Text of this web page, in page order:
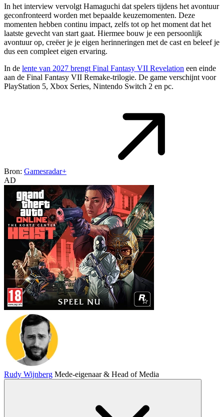
In het interview vervolgt Hamaguchi dat spelers tijdens het avontuur
geconfronteerd worden met bepaalde keuzemomenten. Deze
momenten hebben continu impact, zelfs tot op het moment dat het
laatste gevecht van start gaat. Hiermee bouw je een persoonlijk
avontuur op, creëer je je eigen herinneringen met de cast en beleef je
dus een compleet eigen ervaring.
In de lente van 2027 brengt Final Fantasy VII Revelation een einde
aan de Final Fantasy VII Remake-trilogie. De game verschijnt voor
PlayStation 5, Xbox Series, Nintendo Switch 2 en pc.
Bron: Gamesradar+
AD
Rudy Wijnberg Mede-eigenaar & Head of Media